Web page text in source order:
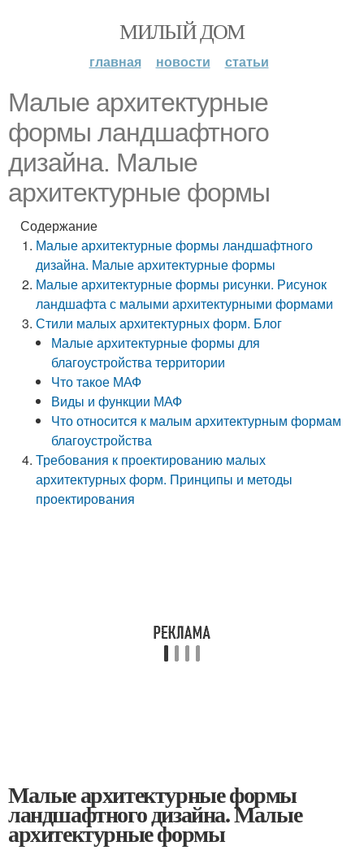
МИЛЫЙ ДОМ
главная новости статьи
Малые архитектурные
формы ландшафтного
дизайна. Малые
архитектурные формы
Содержание
Малые архитектурные формы ландшафтного
дизайна. Малые архитектурные формы
Малые архитектурные формы рисунки. Рисунок
ландшафта с малыми архитектурными формами
Стили малых архитектурных форм. Блог
Малые архитектурные формы для
благоустройства территории
Что такое МАФ
Виды и функции МАФ
Что относится к малым архитектурным формам
благоустройства
Требования к проектированию малых
архитектурных форм. Принципы и методы
проектирования
Малые архитектурные формы
ландшафтного дизайна. Малые
архитектурные формы